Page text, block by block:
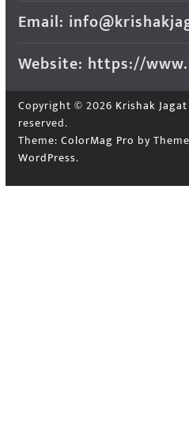
Email:
Website: https://
Copyright © 2026 Krishak
reserved.
Theme: ColorMag Pro by
WordPress.